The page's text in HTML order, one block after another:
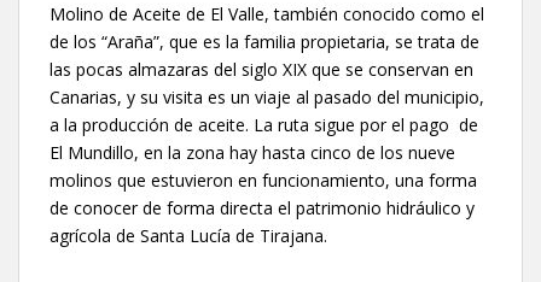
Molino de Aceite de El Valle, también conocido como el
de los “Araña”, que es la familia propietaria, se trata de
las pocas almazaras del siglo XIX que se conservan en
Canarias, y su visita es un viaje al pasado del municipio,
a la producción de aceite. La ruta sigue por el pago de
El Mundillo, en la zona hay hasta cinco de los nueve
molinos que estuvieron en funcionamiento, una forma
de conocer de forma directa el patrimonio hidráulico y
agrícola de Santa Lucía de Tirajana.